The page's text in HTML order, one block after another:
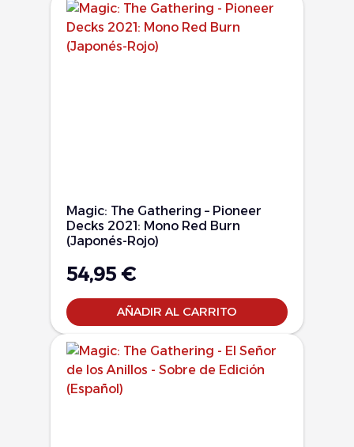
Magic: The Gathering – Pioneer
Decks 2021: Mono Red Burn
(Japonés-Rojo)
54,95 €
AÑADIR AL CARRITO